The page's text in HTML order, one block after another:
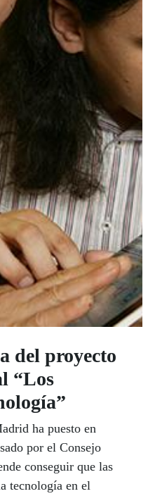
del proyecto
“Los
ha puesto en
por el Consejo
conseguir que las
tecnología en el